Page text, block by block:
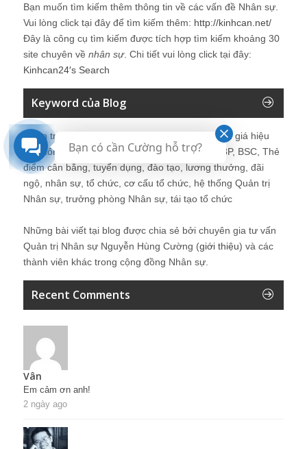
Bạn muốn tìm kiếm thêm thông tin về các vấn đề Nhân sự
Vui lòng click tại đây để tìm kiếm thêm: http://kinhcan.net/
Đây là công cụ tìm kiếm được tích hợp tìm kiếm khoảng 30
site chuyên về nhân sự. Chi tiết vui lòng click tại đây:
Kinhcan24′s Search
Keyword của Blog
Quản trị nhân sự, Human Resources, KPI, Đánh giá hiệu
quả công việc, chính sách lương, CnB, lương 3P, BSC, Thẻ
điểm cân bằng, tuyển dụng, đào tạo, lương thưởng, đãi
ngộ, nhân sự, tổ chức, cơ cấu tổ chức, hệ thống Quản trị
Nhân sự, trưởng phòng Nhân sự, tái tạo tổ chức
Những bài viết tại blog được chia sẻ bởi chuyên gia tư vấn
Quản trị Nhân sự Nguyễn Hùng Cường (giới thiệu) và các
thành viên khác trong cộng đồng Nhân sự.
Recent Comments
Vân
Em cảm ơn anh!
2 ngày ago
Bạn có cần Cường hỗ trợ?